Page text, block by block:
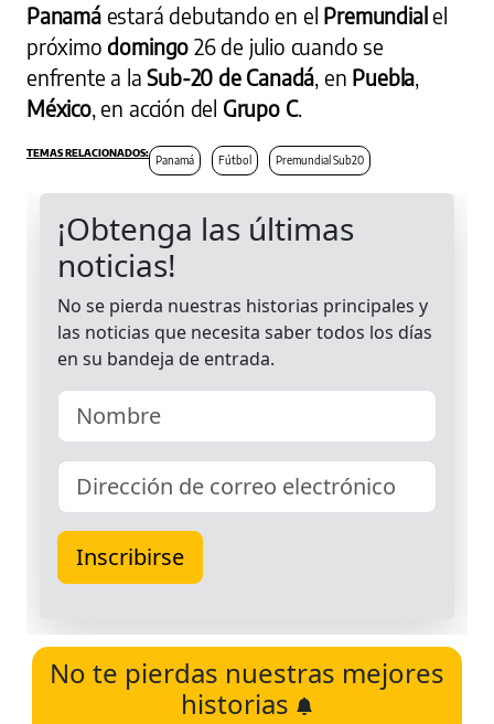
Panamá estará debutando en el Premundialel
próximo domingo 26 de julio cuando se
enfrente a laSub-20 de Canadá , en Puebla
México, en acción del Grupo C.
Panamá Fútbol Premundial Sub20
No te pierdas nuestras mejores
historias